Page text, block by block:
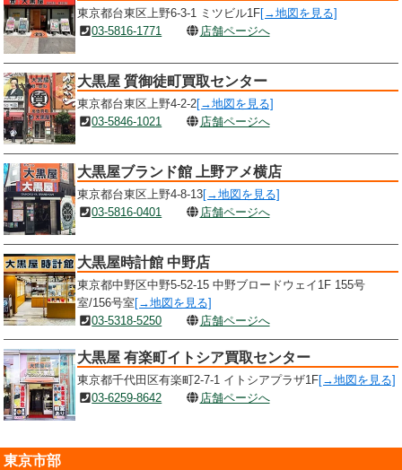
東京都台東区上野6-3-1 ミツビル1F[→地図を見る]
03-5816-1771
店舗ページへ
大黒屋 質御徒町買取センター
東京都台東区上野4-2-2[→地図を見る]
03-5846-1021
店舗ページへ
大黒屋ブランド館 上野アメ横店
東京都台東区上野4-8-13[→地図を見る]
03-5816-0401
店舗ページへ
大黒屋時計館 中野店
東京都中野区中野5-52-15 中野ブロードウェイ1F 155号
室/156号室 [→地図を見る]
03-5318-5250
店舗ページへ
大黒屋 有楽町イトシア買取センター
東京都千代田区有楽町2-7-1 イトシアプラザ1F[→地図を見る]
03-6259-8642
店舗ページへ
東京市部